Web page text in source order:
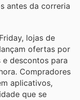
antes da correria
lojas de
ofertas por
descontos para
Compradores
aplicativos,
que se